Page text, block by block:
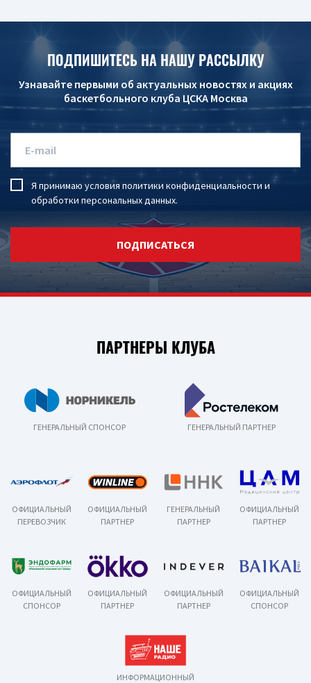
ПОДПИШИТЕСЬ НА НАШУ РАССЫЛКУ
Узнавайте первыми об актуальных новостях и акциях
баскетбольного клуба ЦСКА Москва
Я принимаю условия политики конфиденциальности и
обработки персональных данных.
ПОДПИСАТЬСЯ
ПАРТНЕРЫ КЛУБА
ГЕНЕРАЛЬНЫЙ СПОНСОР ГЕНЕРАЛЬНЫЙ ПАРТНЕР
ОФИЦИАЛЬНЫЙ
ПЕРЕВОЗЧИК
ОФИЦИАЛЬНЫЙ
ПАРТНЕР
ГЕНЕРАЛЬНЫЙ
ПАРТНЕР
ОФИЦИАЛЬНЫЙ
ПАРТНЕР
ОФИЦИАЛЬНЫЙ
СПОНСОР
ОФИЦИАЛЬНЫЙ
ПАРТНЕР
ОФИЦИАЛЬНЫЙ
ПАРТНЕР
ОФИЦИАЛЬНЫЙ
СПОНСОР
ИНФОРМАЦИОННЫЙ